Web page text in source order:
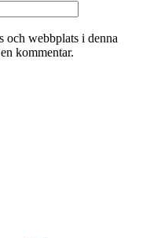
och webbplats i denna
kommentar.